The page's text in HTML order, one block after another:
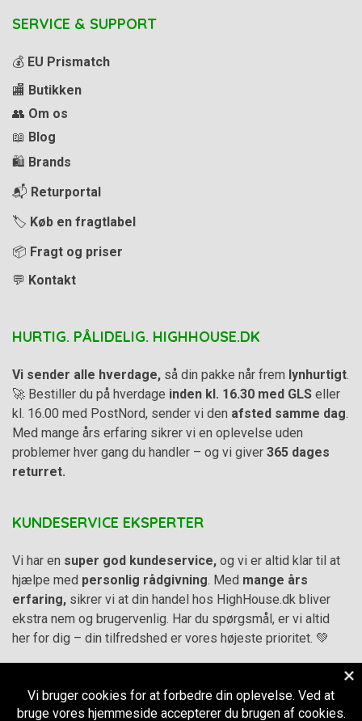
SERVICE & SUPPORT
💰 EU Prismatch
🏬 Butikken
👥 Om os
📖 Blog
🛍️ Brands
📬 Returportal
🏷️ Køb en fragtlabel
📦 Fragt og priser
💬 Kontakt
HURTIG. PÅLIDELIG. HIGHHOUSE.DK
Vi sender alle hverdage, så din pakke når frem lynhurtigt
🚀 Bestiller du på hverdage inden kl. 16.30 med GLS eller
kl. 16.00 med PostNord, sender vi den afsted samme dag
Med mange års erfaring sikrer vi en oplevelse uden
problemer hver gang du handler – og vi giver 365 dages
returret.
KUNDESERVICE EKSPERTER
Vi har en super god kundeservice, og vi er altid klar til at
hjælpe med personlig rådgivning . Med mange års
erfaring, sikrer vi at din handel hos HighHouse.dk bliver
ekstra nem og brugervenlig. Har du spørgsmål, er vi altid
her for dig – din tilfredshed er vores højeste prioritet. 💚